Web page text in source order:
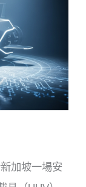
加坡一場安